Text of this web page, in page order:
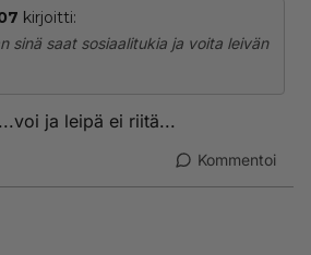
kirjoitti:
sinä saat sosiaalitukia ja voita leivän
ja leipä ei riitä...
Kommentoi